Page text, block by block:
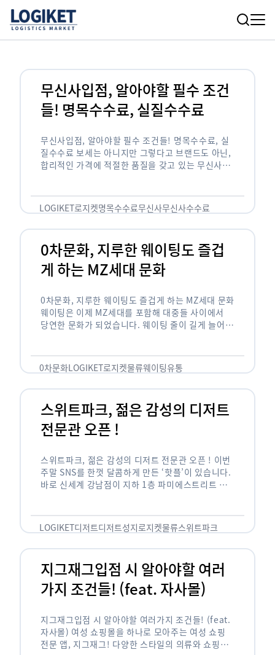
무신사입점, 알아야할 필수 조건
들! 명목수수료, 실질수수료
무신사입점, 알아야할 필수 조건들! 명목수수료, 실
질수수료 보세는 아니지만 그렇다고 브랜드도 아닌,
합리적인 가격에 적절한 품질을 갖고 있는 무신사!
LOGIKET로지켓명목수수료무신사무신사수수료
0차문화, 지루한 웨이팅도 즐겁
게 하는 MZ세대 문화
0차문화, 지루한 웨이팅도 즐겁게 하는 MZ세대 문화
웨이팅은 이제 MZ세대를 포함해 대중들 사이에서
당연한 문화가 되었습니다. 웨이팅 줄이 길게 늘어서
0차문화LOGIKET로지켓물류웨이팅유통
스위트파크, 젊은 감성의 디저트
전문관 오픈 !
스위트파크, 젊은 감성의 디저트 전문관 오픈 ! 이번
주말 SNS를 한껏 달콤하게 만든 ‘핫플’이 있습니다.
바로 신세계 강남점이 지하 1층 파미에스트리트 분
LOGIKET디저트디저트성지로지켓물류스위트파크
지그재그입점 시 알아야할 여러
가지 조건들! (feat. 자사몰)
지그재그입점 시 알아야할 여러가지 조건들! (feat.
자사몰) 여성 쇼핑몰을 하나로 모아주는 여성 쇼핑
전문 앱, 지그재그! 다양한 스타일의 의류와 쇼핑몰